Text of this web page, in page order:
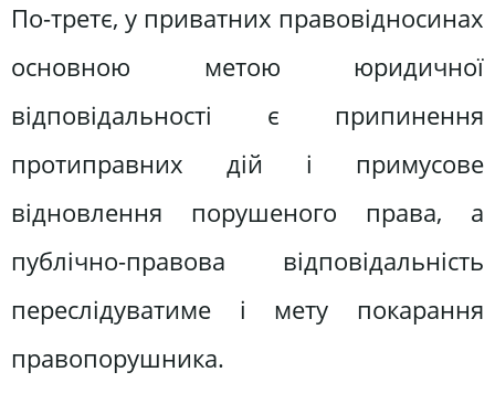
По-третє, у приватних правовідносинах
основною метою юридичної
відповідальності є припинення
протиправних дій і примусове
відновлення порушеного права, а
публічно-правова відповідальність
переслідуватиме і мету покарання
правопорушника.